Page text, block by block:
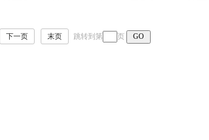
下一页 末页 跳转到第 页